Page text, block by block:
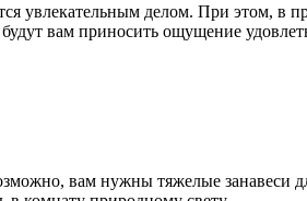
увлекательным делом. При этом, в
вам приносить ощущение
вам нужны тяжелые занавеси